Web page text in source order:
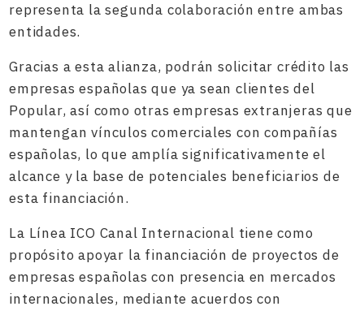
representa la segunda colaboración entre ambas
entidades.
Gracias a esta alianza, podrán solicitar crédito las
empresas españolas que ya sean clientes del
Popular, así como otras empresas extranjeras que
mantengan vínculos comerciales con compañías
españolas, lo que amplía significativamente el
alcance y la base de potenciales beneficiarios de
esta financiación.
La Línea ICO Canal Internacional tiene como
propósito apoyar la financiación de proyectos de
empresas españolas con presencia en mercados
internacionales, mediante acuerdos con